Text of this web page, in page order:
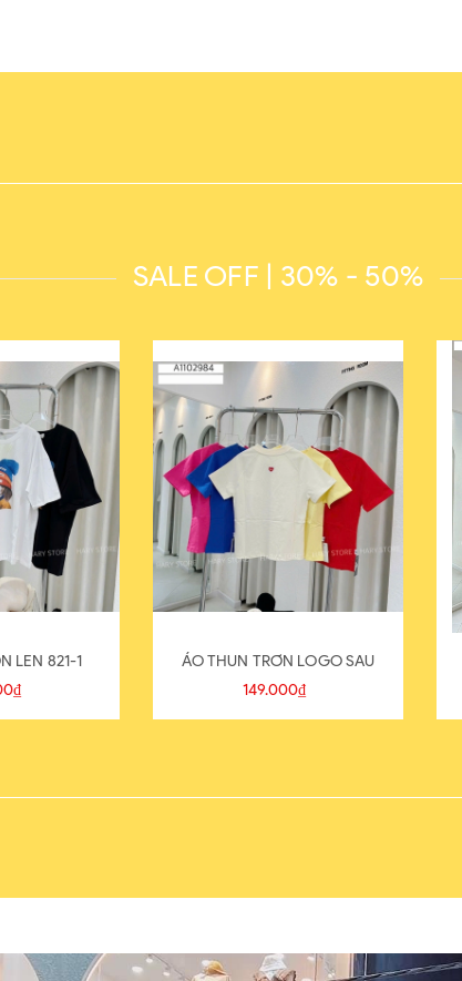
SALE OFF | 30% - 50%
LEN 821-1
ÁO THUN TRƠN LOGO SAU
149.000₫